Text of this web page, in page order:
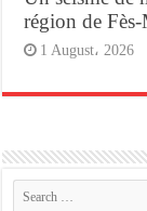
région de
1 August، 2026